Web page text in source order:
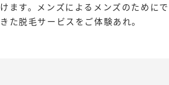
けます。メンズによるメンズのためにで
きた脱毛サービスをご体験あれ。